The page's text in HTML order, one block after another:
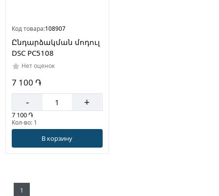
Код товара:108907
Ընդարձակման մոդուլ
DSC PC5108
Нет оценок
7 100 ֏
- +
7 100 ֏
Кол-во: 1
В корзину
1